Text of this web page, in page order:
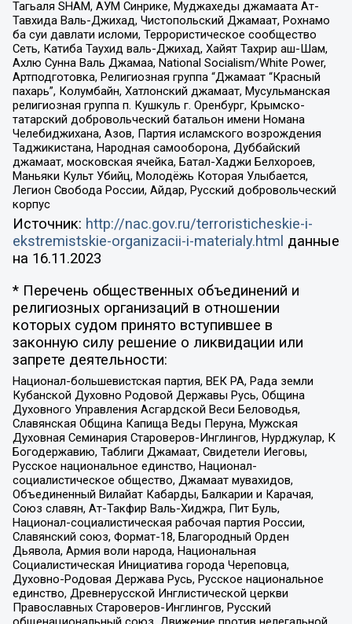
Тагьаля SHAM, АУМ Синрике, Муджахеды джамаата Ат-
Тавхида Валь-Джихад, Чистопольский Джамаат, Рохнамо
ба суи давлати исломи, Террористическое сообщество
Сеть, Катиба Таухид валь-Джихад, Хайят Тахрир аш-Шам,
Ахлю Сунна Валь Джамаа, National Socialism/White Power,
Артподготовка, Религиозная группа “Джамаат “Красный
пахарь”, Колумбайн, Хатлонский джамаат, Мусульманская
религиозная группа п. Кушкуль г. Оренбург, Крымско-
татарский добровольческий батальон имени Номана
Челебиджихана, Азов, Партия исламского возрождения
Таджикистана, Народная самооборона, Дуббайский
джамаат, московская ячейка, Батал-Хаджи Белхороев,
Маньяки Культ Убийц, Молодёжь Которая Улыбается,
Легион Свобода России, Айдар, Русский добровольческий
корпус
Источник: http://nac.gov.ru/terroristicheskie-i-
ekstremistskie-organizacii-i-materialy.html данные
на 16.11.2023
* Перечень общественных объединений и
религиозных организаций в отношении
которых судом принято вступившее в
законную силу решение о ликвидации или
запрете деятельности:
Национал-большевистская партия, ВЕК РА, Рада земли
Кубанской Духовно Родовой Державы Русь, Община
Духовного Управления Асгардской Веси Беловодья,
Славянская Община Капища Веды Перуна, Мужская
Духовная Семинария Староверов-Инглингов, Нурджулар, К
Богодержавию, Таблиги Джамаат, Свидетели Иеговы,
Русское национальное единство, Национал-
социалистическое общество, Джамаат мувахидов,
Объединенный Вилайат Кабарды, Балкарии и Карачая,
Союз славян, Ат-Такфир Валь-Хиджра, Пит Буль,
Национал-социалистическая рабочая партия России,
Славянский союз, Формат-18, Благородный Орден
Дьявола, Армия воли народа, Национальная
Социалистическая Инициатива города Череповца,
Духовно-Родовая Держава Русь, Русское национальное
единство, Древнерусской Инглистической церкви
Православных Староверов-Инглингов, Русский